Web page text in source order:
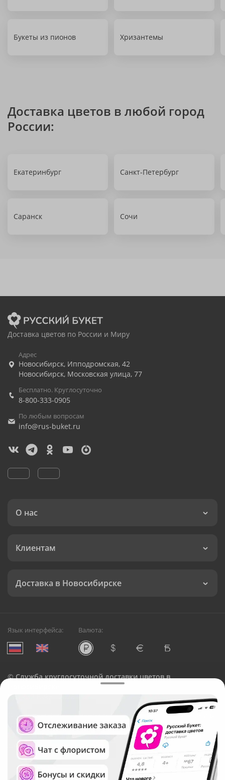
Букеты из пионов Хризантемы
Доставка цветов в любой город
России:
Екатеринбург Санкт-Петербург
Саранск Сочи
Доставка цветов по России и Миру
Адрес
Новосибирск, Ипподромская, 42
Новосибирск, Московская улица, 77
Бесплатно. Круглосуточно
8-800-333-0905
По любым вопросам
info@rus-buket.ru
О нас
Клиентам
Доставка в Новосибирске
Язык интерфейса: Валюта:
©Служба круглосуточной доставки цветов в
Русский Букет, 2026
Общество с ограниченной ответственностью «Технология»
ОГРН: 1195476081745, ИНН: 5410081997
Юридический адрес: г. Новосибирск, ул. Ипподромская,
д.42, оф. 3
Рейтинг Русского букета в г. Новосибирск